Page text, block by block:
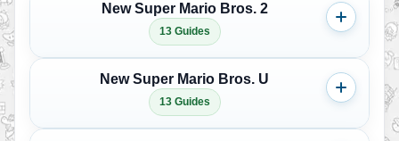
New Super Mario Bros. 2
13 Guides
New Super Mario Bros. U
13 Guides